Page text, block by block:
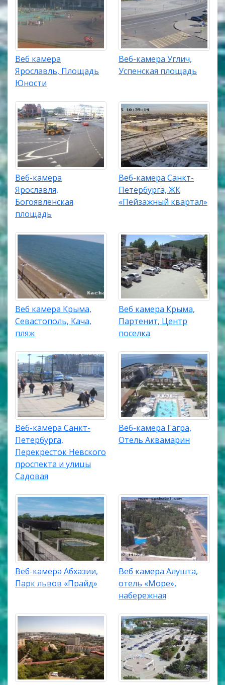
Веб камера
Ярославль, Площадь
Юности
Веб-камера Углич,
Успенская площадь
Веб-камера
Ярославля,
Богоявленская
площадь
Веб-камера Санкт-
Петербурга, ЖК
«Пейзажный квартал»
Веб камера Крыма,
Севастополь, Кача,
пляж
Веб камера Крыма,
Партенит, Центр
поселка
Веб-камера Санкт-
Петербурга,
Перекресток Невского
проспекта и улицы
Садовая
Веб-камера Гагра,
Отель Аквамарин
Веб-камера Абхазии,
Парк львов «Прайд»
Веб камера Алушта,
отель «Море»,
набережная